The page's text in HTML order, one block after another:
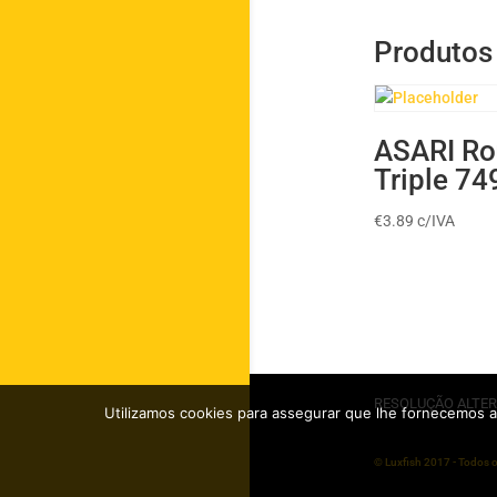
ASARI
Triple
€3.89 c/IVA
RESOLUÇÃO
© Luxfish 2017 - Todos
Utilizamos cookies para assegurar que lhe fornecemos